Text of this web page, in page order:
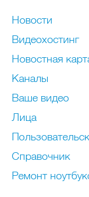
Новости
Видеохостинг
Новостная
Каналы
Ваше видео
Лица
Справочник
Ремонт